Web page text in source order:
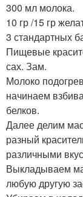
300 мл молока.
10 гр /15 гр
3 стандартных
Пищевые
сах. Зам.
Молоко
начинаем
белков.
Далее делим
разный
различными
Выкладываем
любую другую